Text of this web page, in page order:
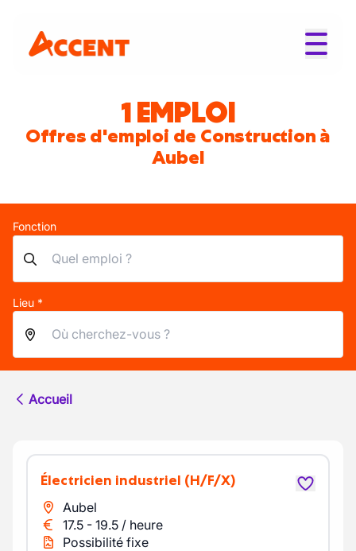
1 EMPLOI
Offres d'emploi de Construction à
Aubel
Fonction
Lieu *
Accueil
Électricien industriel (H/F/X)
Aubel
17.5 - 19.5 / heure
Possibilité fixe